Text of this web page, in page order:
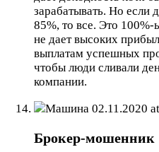
зарабатывать. Но если
85%, то все. Это
не дает высоких
выплатам успешных
чтобы люди сливали
компании.
Машина 02.11.2020
Брокер-мошенник